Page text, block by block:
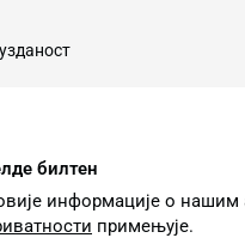
билтен
информације о нашим
примењује.